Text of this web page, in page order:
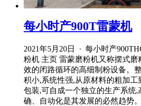
每小时产900T雷蒙机
2021年5月20日 · 每小时产
粉机 主页 雷蒙磨粉机又称摆式磨
效的闭路循环的高细制粉设备。
积小,系统性强,从原材料的粗加工
包装,可自成一个独立的生产系统
确、自动化是其发展的必然趋势。